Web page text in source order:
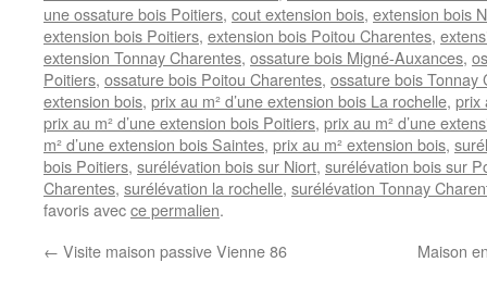
une ossature bois Poitiers, cout extension bois, extension bois
extension bois Poitiers, extension bois Poitou Charentes,
extension Tonnay Charentes, ossature bois Migné-Auxances,
Poitiers, ossature bois Poitou Charentes, ossature bois Tonnay
extension bois, prix au m² d’une extension bois La rochelle, prix
prix au m² d’une extension bois Poitiers, prix au m² d’une
m² d’une extension bois Saintes, prix au m² extension bois,
bois Poitiers, surélévation bois sur Niort, surélévation bois sur
Charentes, surélévation la rochelle, surélévation Tonnay
favoris avecce permalien.
← Visite maison passive Vienne 86 Maison